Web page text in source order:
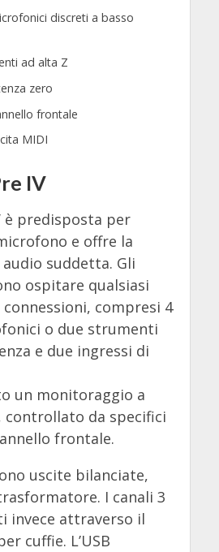
discreti a basso
ad alta Z
zero
frontale
MIDI
IV
è predisposta per
e offre la
suddetta. Gli
ospitare qualsiasi
compresi 4
o due strumenti
e due ingressi di
un monitoraggio a
controllato da specifici
frontale.
uscite bilanciate,
I canali 3
invece attraverso il
cuffie. L’USB